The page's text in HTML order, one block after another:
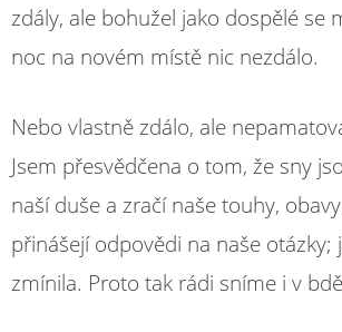
zdály, ale bohužel jako dospělé se
noc na novém místě nic nezdálo.
Nebo vlastně zdálo, ale
Jsem přesvědčena o tom, že sny
naší duše a zračí naše touhy,
přinášejí odpovědi na naše otázky;
zmínila. Proto tak rádi sníme i v